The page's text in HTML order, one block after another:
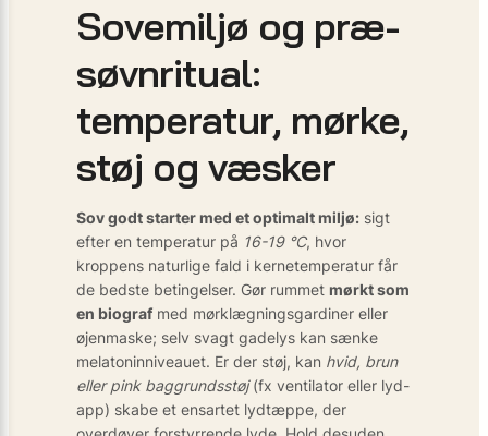
Sovemiljø og præ-
søvnritual:
temperatur, mørke,
støj og væsker
Sov godt starter med et optimalt miljø: sigt
efter en temperatur på 16-19 °C, hvor
kroppens naturlige fald i kernetemperatur får
de bedste betingelser. Gør rummet mørkt som
en biograf med mørklægningsgardiner eller
øjenmaske; selv svagt gadelys kan sænke
melatoninniveauet. Er der støj, kan hvid, brun
eller pink baggrundsstøj(fx ventilator eller lyd-
app) skabe et ensartet lydtæppe, der